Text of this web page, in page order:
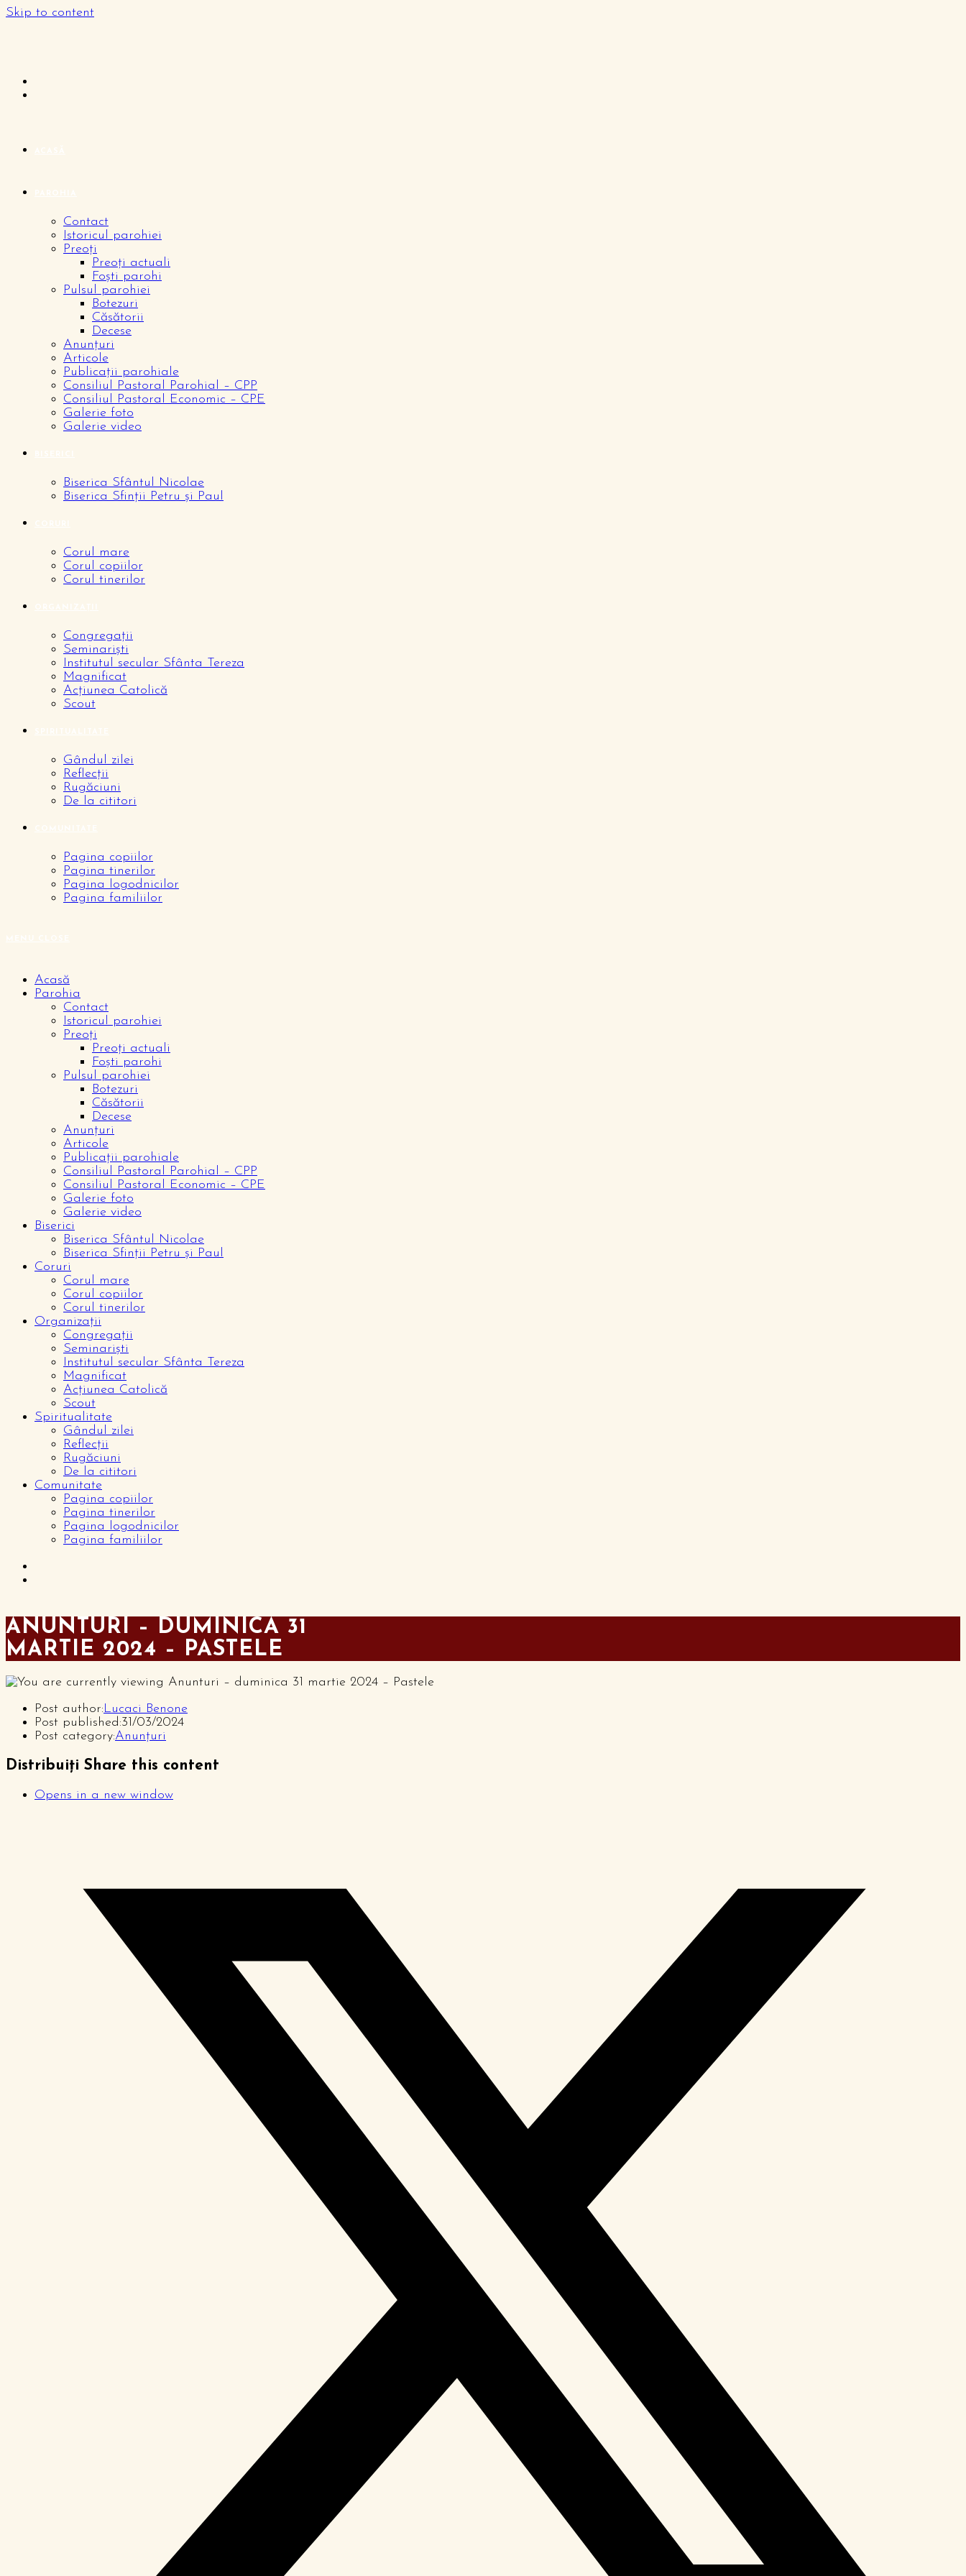
Skip to content
Contact
Istoricul parohiei
Preoți
Preoți actuali
Foști parohi
Pulsul parohiei
Botezuri
Căsătorii
Decese
Anunțuri
Articole
Publicații parohiale
Consiliul Pastoral Parohial – CPP
Consiliul Pastoral Economic – CPE
Galerie foto
Galerie video
Biserica Sfântul Nicolae
Biserica Sfinții Petru și Paul
Corul mare
Corul copiilor
Corul tinerilor
Congregații
Seminariști
Institutul secular Sfânta Tereza
Magnificat
Acțiunea Catolică
Scout
Gândul zilei
Reflecții
Rugăciuni
De la cititori
Pagina copiilor
Pagina tinerilor
Pagina logodnicilor
Pagina familiilor
Acasă
Parohia
Contact
Istoricul parohiei
Preoți
Preoți actuali
Foști parohi
Pulsul parohiei
Botezuri
Căsătorii
Decese
Anunțuri
Articole
Publicații parohiale
Consiliul Pastoral Parohial – CPP
Consiliul Pastoral Economic – CPE
Galerie foto
Galerie video
Biserici
Biserica Sfântul Nicolae
Biserica Sfinții Petru și Paul
Coruri
Corul mare
Corul copiilor
Corul tinerilor
Organizații
Congregații
Seminariști
Institutul secular Sfânta Tereza
Magnificat
Acțiunea Catolică
Scout
Spiritualitate
Gândul zilei
Reflecții
Rugăciuni
De la cititori
Comunitate
Pagina copiilor
Pagina tinerilor
Pagina logodnicilor
Pagina familiilor
ANUNTURI – DUMINICA 31
MARTIE 2024 – PASTELE
Post author:Lucaci Benone
Post published:31/03/2024
Post category:Anunțuri
Distribuiți Share this content
Opens in a new window